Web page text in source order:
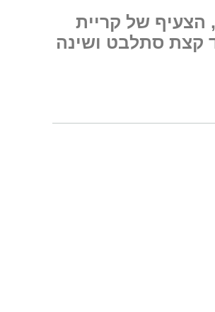
הצעיף של קריית
2 סיורים (תיירות) ועוד קצת סתלבט ושינה